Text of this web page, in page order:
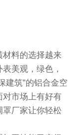
材料的选择越来
美观，绿色，
建筑”的铝合金空
对市场上有好有
罩厂家让你轻松